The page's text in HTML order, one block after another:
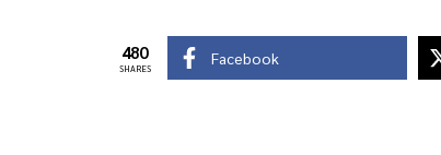
480
SHARES
Facebook